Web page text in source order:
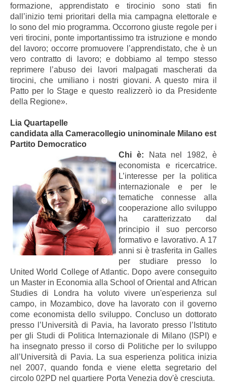
formazione, apprendistato e tirocinio sono stati fin
dall’inizio temi prioritari della mia campagna elettorale e
lo sono del mio programma. Occorrono giuste regole per i
veri tirocini, ponte importantissimo tra istruzione e mondo
del lavoro; occorre promuovere l’apprendistato, che è un
vero contratto di lavoro; e dobbiamo al tempo stesso
reprimere l’abuso dei lavori malpagati mascherati da
tirocini, che umiliano i nostri giovani. A questo mira il
Patto per lo Stage e questo realizzerò io da Presidente
della Regione».
Lia Quartapelle
candidata alla Cameracollegio uninominale Milano est
Partito Democratico
Chi è:
Nata nel 1982, è
economista e ricercatrice.
L’interesse per la politica
internazionale e per le
tematiche connesse alla
cooperazione allo sviluppo
ha caratterizzato dal
principio il suo percorso
formativo e lavorativo. A 17
anni si è trasferita in Galles
per studiare presso lo
United World College of Atlantic. Dopo avere conseguito
un Master in Economia alla School of Oriental and African
Studies di Londra ha voluto vivere un'esperienza sul
campo, in Mozambico, dove ha lavorato con il governo
come economista dello sviluppo. Concluso un dottorato
presso l’Università di Pavia, ha lavorato presso l’Istituto
per gli Studi di Politica Internazionale di Milano (ISPI) e
ha insegnato presso il corso di Politiche per lo sviluppo
all’Università di Pavia. La sua esperienza politica inizia
nel 2007, quando fonda e viene eletta segretario del
circolo 02PD nel quartiere Porta Venezia dov'è cresciuta.